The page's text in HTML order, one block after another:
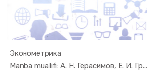
Эконометрика
Manba muallifi: А. Н. Герасимов, Е. И. Гр...
In Ekonome...